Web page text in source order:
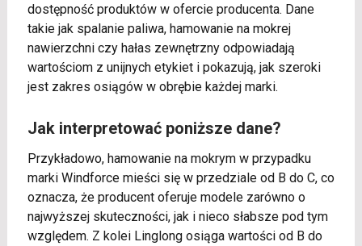
dostępność produktów w ofercie producenta. Dane
takie jak spalanie paliwa, hamowanie na mokrej
nawierzchni czy hałas zewnętrzny odpowiadają
wartościom z unijnych etykiet i pokazują, jak szeroki
jest zakres osiągów w obrębie każdej marki.
Jak interpretować poniższe dane?
Przykładowo, hamowanie na mokrym w przypadku
marki Windforce mieści się w przedziale od B do C, co
oznacza, że producent oferuje modele zarówno o
najwyższej skuteczności, jak i nieco słabsze pod tym
względem. Z kolei Linglong osiąga wartości od B do